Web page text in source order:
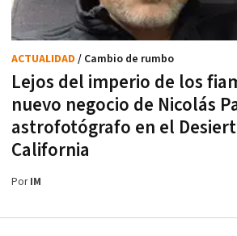
Lejos del imperio de los
nuevo negocio de Nicolás
astrofotógrafo en el
California
ACTUALIDAD / Cambio de rumbo
PorIM